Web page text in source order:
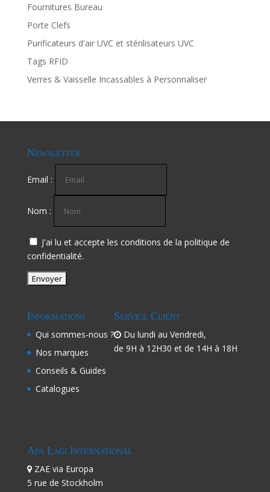
Fournitures Bureau
Porte Clefs
Purificateurs d'air UVC et stérilisateurs UVC
Tags RFID
Verres & Vaisselle Incassables à Personnaliser
Newsletter
Email :
Nom :
J'ai lu et accepte les conditions de la politique de
confidentialité.
Informations
Qui sommes-nous ?
Nos marques
Conseils & Guides
Catalogues
Service Client
Du lundi au Vendredi,
de 9H à 12H30 et de 14H à 18H
Apa Lagi International
ZAE via Europa
5 rue de Stockholm